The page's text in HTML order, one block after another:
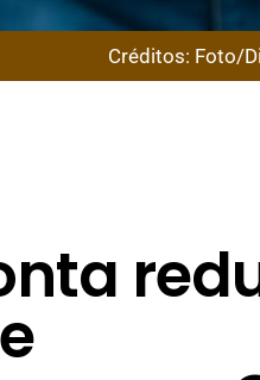
Créditos: Foto/